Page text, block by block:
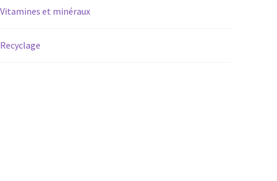
Vitamines et minéraux
Recyclage